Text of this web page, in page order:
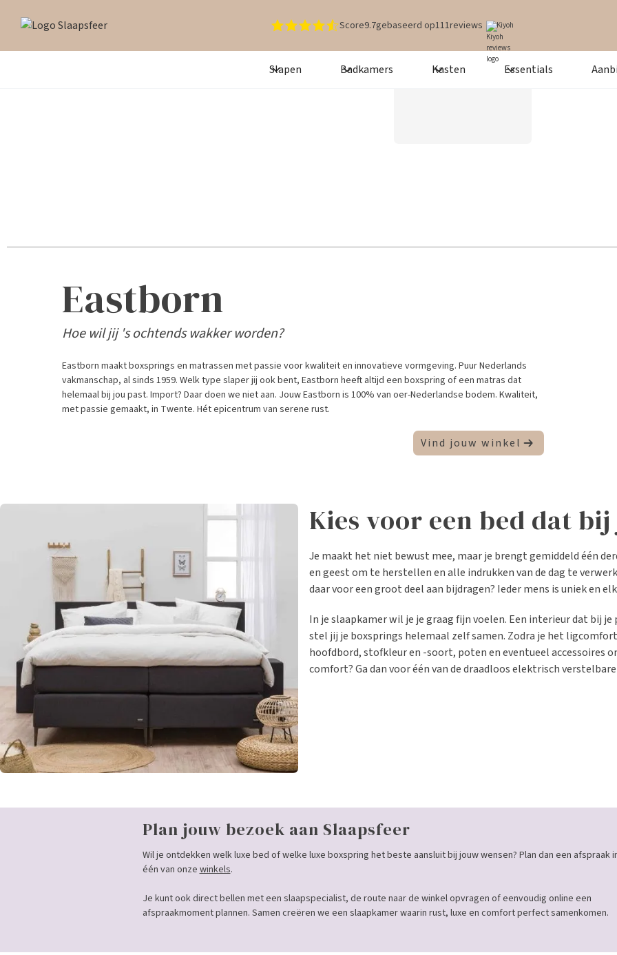
Score9.7gebaseerd op111reviews Kiyoh
Slapen Badkamers Kasten Essentials
Eastborn
Hoe wil jij 's ochtends wakker worden?
Eastborn maakt boxsprings en matrassen met passie voor kwaliteit en innovatieve vormgeving. Puur Nederlands
vakmanschap, al sinds 1959. Welk type slaper jij ook bent, Eastborn heeft altijd een boxspring of een matras dat
helemaal bij jou past. Import? Daar doen we niet aan. Jouw Eastborn is 100% van oer-Nederlandse bodem. Kwaliteit,
met passie gemaakt, in Twente. Hét epicentrum van serene rust.
Vind jouw winkel
Kies voor een bed dat
Je maakt het niet bewust mee, maar je brengt gemiddeld één
en geest om te herstellen en alle indrukken van de dag te
daar voor een groot deel aan bijdragen? Ieder mens is uniek en
In je slaapkamer wil je je graag fijn voelen. Een interieur dat bij
stel jij je boxsprings helemaal zelf samen. Zodra je het
hoofdbord, stofkleur en -soort, poten en eventueel accessoires
comfort? Ga dan voor één van de draadloos elektrisch
Plan jouw bezoek aan Slaapsfeer
Wil je ontdekken welk luxe bed of welke luxe boxspring het beste aansluit bij jouw wensen? Plan dan een afspraak
één van onzewinkels.
Je kunt ook direct bellen met een slaapspecialist, de route naar de winkel opvragen of eenvoudig online een
afspraakmoment plannen. Samen creëren we een slaapkamer waarin rust, luxe en comfort perfect samenkomen.